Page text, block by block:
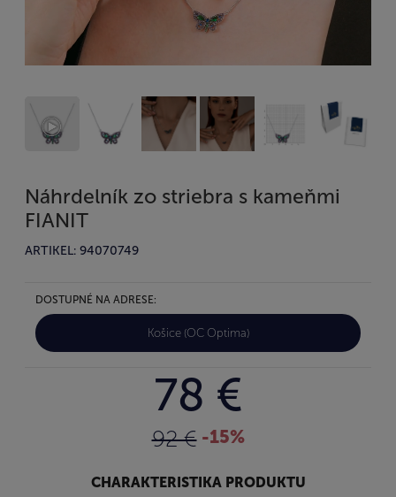
Náhrdelník zo striebra s kameňmi
FIANIT
ARTIKEL: 94070749
DOSTUPNÉ NA ADRESE:
Košice (OC Optima)
78 €
92 € -15%
CHARAKTERISTIKA PRODUKTU